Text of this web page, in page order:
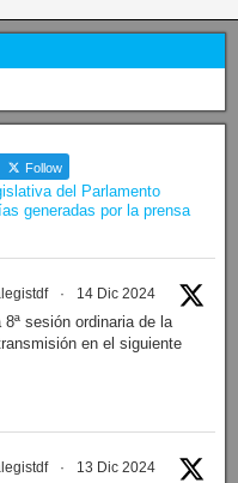
Follow
del Parlamento
generadas por la prensa
· 14 Dic 2024
sesión ordinaria de la
en el siguiente
· 13 Dic 2024